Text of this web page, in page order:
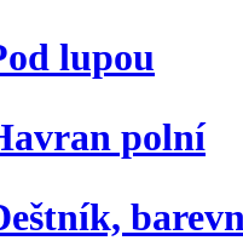
lupou
polní